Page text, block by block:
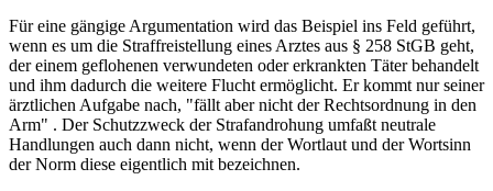
Für eine gängige Argumentation wird das Beispiel ins Feld geführt,
wenn es um die Straffreistellung eines Arztes aus § 258 StGB geht,
der einem geflohenen verwundeten oder erkrankten Täter behandelt
und ihm dadurch die weitere Flucht ermöglicht. Er kommt nur seiner
ärztlichen Aufgabe nach, "fällt aber nicht der Rechtsordnung in den
Arm" . Der Schutzzweck der Strafandrohung umfaßt neutrale
Handlungen auch dann nicht, wenn der Wortlaut und der Wortsinn
der Norm diese eigentlich mit bezeichnen.